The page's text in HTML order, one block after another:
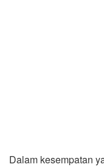
Dalam kesempatan